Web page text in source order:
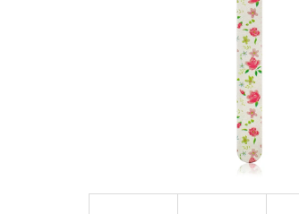
Doporučujeme
KONTUROVACÍ TUŽKA NA OČI